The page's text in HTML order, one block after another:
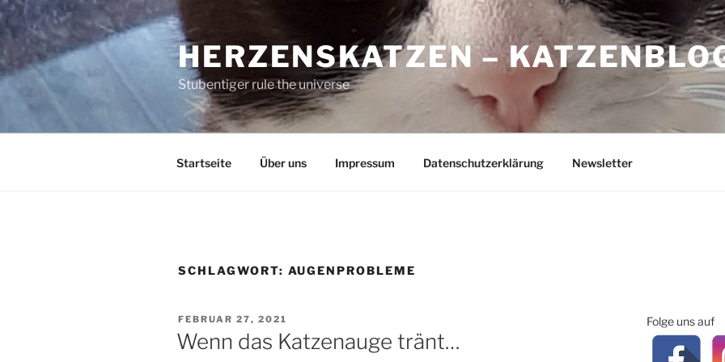
Zum
Inhalt
springen
HERZENSKATZEN –
Stubentiger rule the universe
Startseite Über uns Impressum Datenschutzerklärung Newsletter
SCHLAGWORT: AUGENPROBLEME
VERÖFFENTLICHT
AM
FEBRUAR 27, 2021
Wenn das Katzenauge tränt…
Folge uns auf